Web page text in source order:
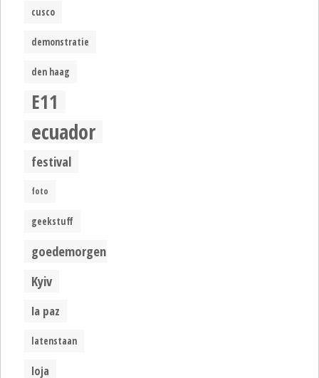
cusco
demonstratie
den haag
E11
ecuador
festival
foto
geekstuff
goedemorgen
Kyiv
la paz
latenstaan
loja